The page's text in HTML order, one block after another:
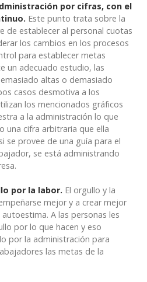
por cifras, con el
Este punto trata sobre la
de establecer al personal cuotas
los cambios en los procesos
para establecer metas
un adecuado estudio, las
altas o demasiado
casos desmotiva a los
los mencionados gráficos
a la administración lo que
una cifra arbitraria que ella
se provee de una guía para el
se está administrando
por la labor. El orgullo y la
mejor y a crear mejor
A las personas les
por lo que hacen y eso
por la administración para
las metas de la